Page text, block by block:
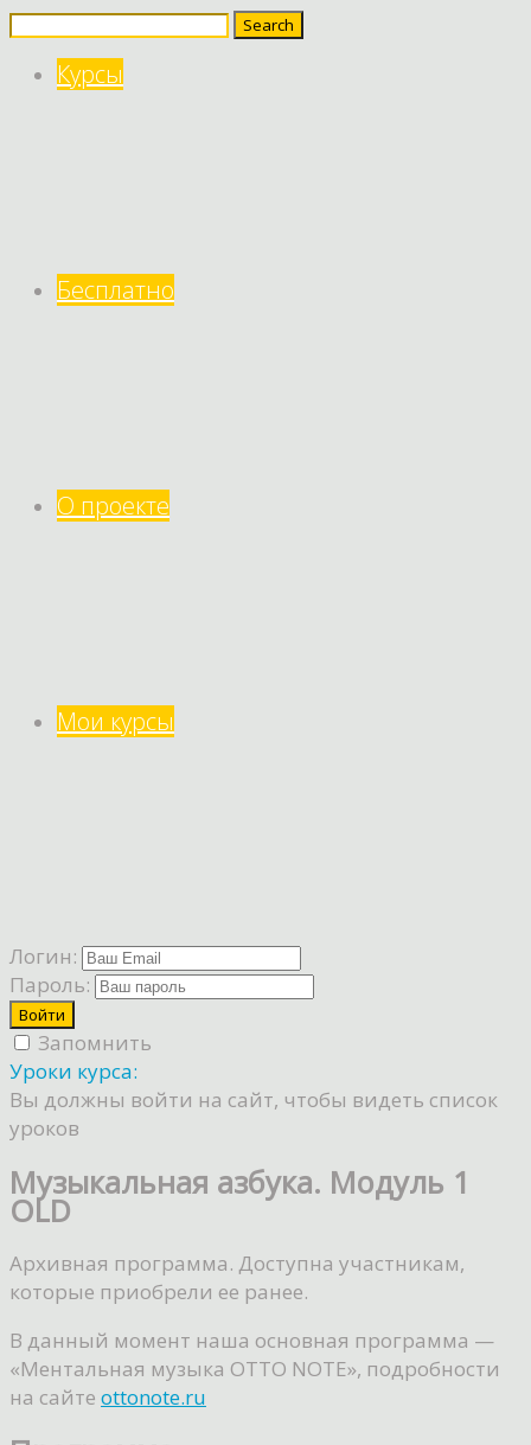
Search
Курсы
Бесплатно
О проекте
Мои курсы
Логин:
Пароль:
Запомнить
Уроки курса:
Вы должны войти на сайт, чтобы видеть список
уроков
Музыкальная азбука. Модуль 1
OLD
Архивная программа. Доступна участникам,
которые приобрели ее ранее.
В данный момент наша основная программа —
«Ментальная музыка OTTO NOTE», подробности
на сайте ottonote.ru